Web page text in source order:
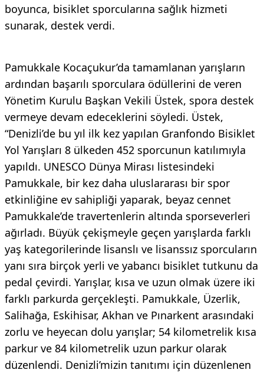
boyunca, bisiklet sporcularına sağlık hizmeti
sunarak, destek verdi.
Pamukkale Kocaçukur’da tamamlanan yarışların
ardından başarılı sporculara ödüllerini de veren
Yönetim Kurulu Başkan Vekili Üstek, spora destek
vermeye devam edeceklerini söyledi. Üstek,
“Denizli’de bu yıl ilk kez yapılan Granfondo Bisiklet
Yol Yarışları 8 ülkeden 452 sporcunun katılımıyla
yapıldı. UNESCO Dünya Mirası listesindeki
Pamukkale, bir kez daha uluslararası bir spor
etkinliğine ev sahipliği yaparak, beyaz cennet
Pamukkale’de travertenlerin altında sporseverleri
ağırladı. Büyük çekişmeyle geçen yarışlarda farklı
yaş kategorilerinde lisanslı ve lisanssız sporcuların
yanı sıra birçok yerli ve yabancı bisiklet tutkunu da
pedal çevirdi. Yarışlar, kısa ve uzun olmak üzere iki
farklı parkurda gerçekleşti. Pamukkale, Üzerlik,
Salihağa, Eskihisar, Akhan ve Pınarkent arasındaki
zorlu ve heyecan dolu yarışlar; 54 kilometrelik kısa
parkur ve 84 kilometrelik uzun parkur olarak
düzenlendi. Denizli’mizin tanıtımı için düzenlenen